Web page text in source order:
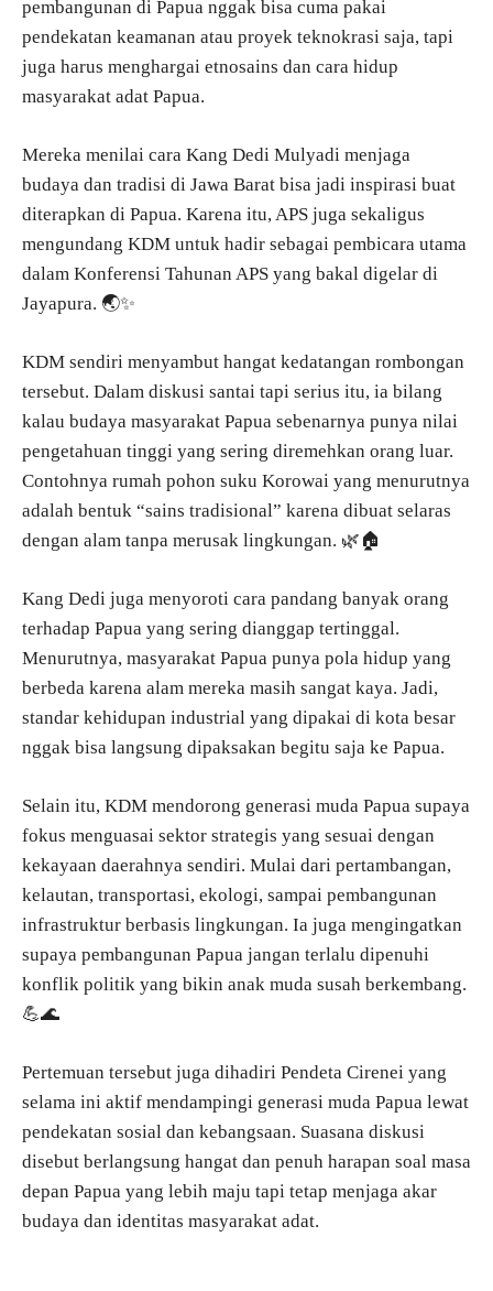
pembangunan di Papua nggak bisa cuma pakai
pendekatan keamanan atau proyek teknokrasi saja, tapi
juga harus menghargai etnosains dan cara hidup
masyarakat adat Papua.
Mereka menilai cara Kang Dedi Mulyadi menjaga
budaya dan tradisi di Jawa Barat bisa jadi inspirasi buat
diterapkan di Papua. Karena itu, APS juga sekaligus
mengundang KDM untuk hadir sebagai pembicara utama
dalam Konferensi Tahunan APS yang bakal digelar di
Jayapura. 🌏✨
KDM sendiri menyambut hangat kedatangan rombongan
tersebut. Dalam diskusi santai tapi serius itu, ia bilang
kalau budaya masyarakat Papua sebenarnya punya nilai
pengetahuan tinggi yang sering diremehkan orang luar.
Contohnya rumah pohon suku Korowai yang menurutnya
adalah bentuk “sains tradisional” karena dibuat selaras
dengan alam tanpa merusak lingkungan. 🌿🏠
Kang Dedi juga menyoroti cara pandang banyak orang
terhadap Papua yang sering dianggap tertinggal.
Menurutnya, masyarakat Papua punya pola hidup yang
berbeda karena alam mereka masih sangat kaya. Jadi,
standar kehidupan industrial yang dipakai di kota besar
nggak bisa langsung dipaksakan begitu saja ke Papua.
Selain itu, KDM mendorong generasi muda Papua supaya
fokus menguasai sektor strategis yang sesuai dengan
kekayaan daerahnya sendiri. Mulai dari pertambangan,
kelautan, transportasi, ekologi, sampai pembangunan
infrastruktur berbasis lingkungan. Ia juga mengingatkan
supaya pembangunan Papua jangan terlalu dipenuhi
konflik politik yang bikin anak muda susah berkembang.
💪🌊
Pertemuan tersebut juga dihadiri Pendeta Cirenei yang
selama ini aktif mendampingi generasi muda Papua lewat
pendekatan sosial dan kebangsaan. Suasana diskusi
disebut berlangsung hangat dan penuh harapan soal masa
depan Papua yang lebih maju tapi tetap menjaga akar
budaya dan identitas masyarakat adat.